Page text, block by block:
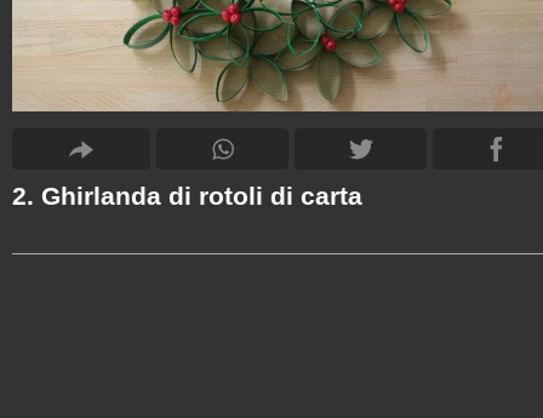
2. Ghirlanda di rotoli di carta